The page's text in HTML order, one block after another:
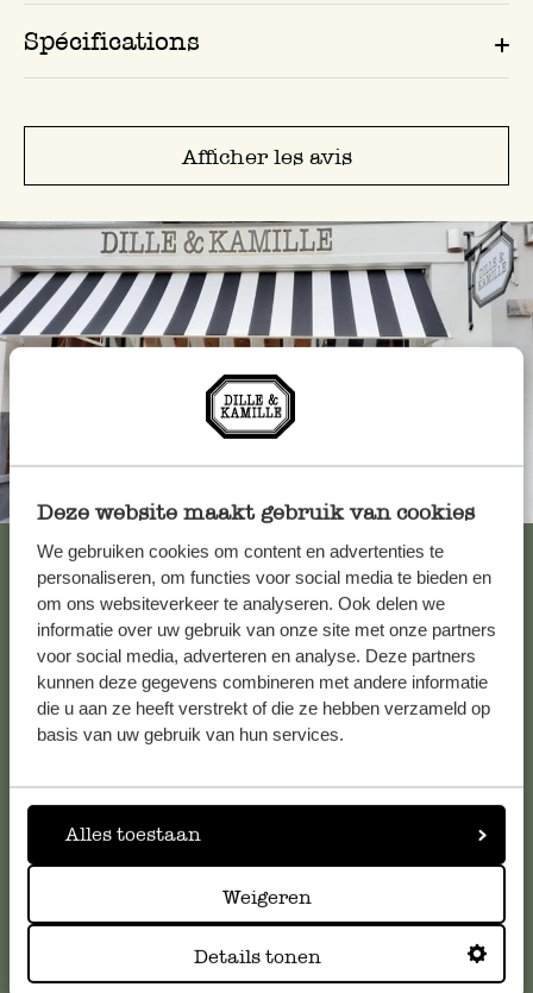
Deze website maakt gebruik van cookies
We gebruiken cookies om content en advertenties te
personaliseren, om functies voor social media te bieden en
om ons websiteverkeer te analyseren. Ook delen we
informatie over uw gebruik van onze site met onze partners
voor social media, adverteren en analyse. Deze partners
kunnen deze gegevens combineren met andere informatie
die u aan ze heeft verstrekt of die ze hebben verzameld op
basis van uw gebruik van hun services.
Alles toestaan
Weigeren
Details tonen
Spécifications
Afficher les avis
Toujours à proximité
Voir les 62 magasins
Service clientèle
Pour toute question ou demande de conseil ou d’aide,
veuillez contacter notre service clientèle. Ou retrouvez ici
serviceclientele@dille-kamille.com